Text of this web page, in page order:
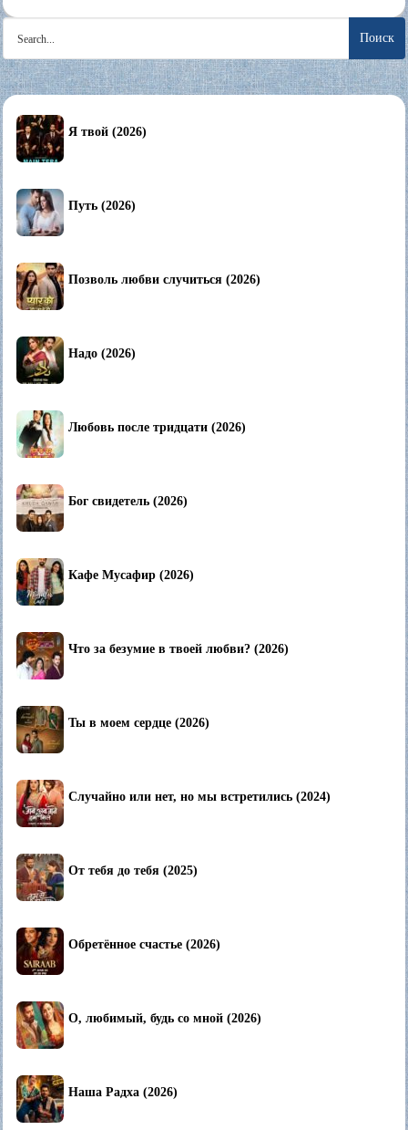
Search
for:
Я твой (2026)
Путь (2026)
Позволь любви случиться (2026)
Надо (2026)
Любовь после тридцати (2026)
Бог свидетель (2026)
Кафе Мусафир (2026)
Что за безумие в твоей любви? (2026)
Ты в моем сердце (2026)
Случайно или нет, но мы встретились (2024)
От тебя до тебя (2025)
Обретённое счастье (2026)
О, любимый, будь со мной (2026)
Наша Радха (2026)